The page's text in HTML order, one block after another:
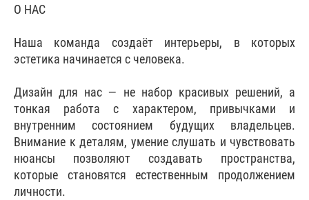
О НАС
Наша команда создаёт интерьеры, в которых
эстетика начинается с человека.
Дизайн для нас — не набор красивых решений, а
тонкая работа с характером, привычками и
внутренним состоянием будущих владельцев.
Внимание к деталям, умение слушать и чувствовать
нюансы позволяют создавать пространства,
которые становятся естественным продолжением
личности.